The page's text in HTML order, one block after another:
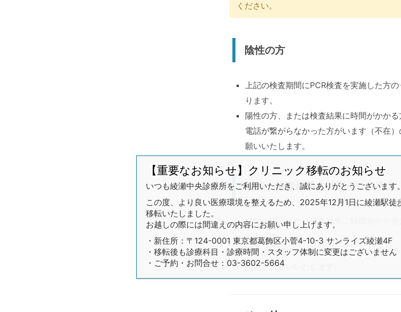
ください。
陰性の方
上記の検査期間にPCR検査を実施した方の
ります。
陽性の方、または検査結果に時間がかか
電話が繋がらなかった方がいます（不在
願いいたします。
陽性・検査結果に時間がかかる方
陽性の方、または検査結果に時間がかか
ています。
当院より電話が繋がらなかった方がいま
確認をお願いいたします。
【重要なお知らせ】クリニック移転のお知らせ
いつも綾瀬中央診療所をご利用いただき、誠にありがとうございます。
この度、より良い医療環境を整えるため、2025年12月1日に綾瀬駅徒
移転いたしました。
お越しの際には間違えの内容にお願い申し上げます。
・新住所：〒124-0001 東京都葛飾区小菅4-10-3 サンライズ綾瀬4F
・移転後も診療科目・診療時間・スタッフ体制に変更はございません
・ご予約・お問合せ：03-3602-5664